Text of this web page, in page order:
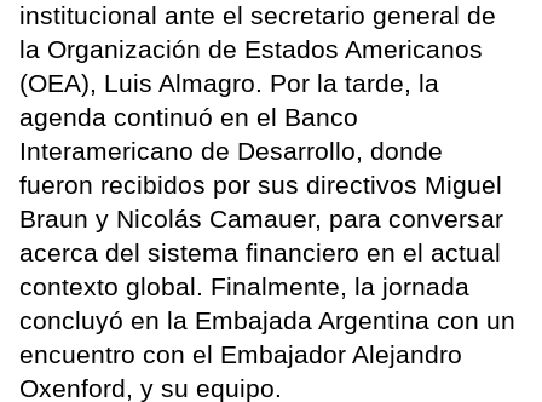
institucional ante el secretario general de
la Organización de Estados Americanos
(OEA), Luis Almagro. Por la tarde, la
agenda continuó en el Banco
Interamericano de Desarrollo, donde
fueron recibidos por sus directivos Miguel
Braun y Nicolás Camauer, para conversar
acerca del sistema financiero en el actual
contexto global. Finalmente, la jornada
concluyó en la Embajada Argentina con un
encuentro con el Embajador Alejandro
Oxenford, y su equipo.